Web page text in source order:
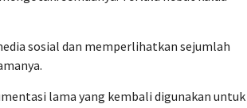
sosial dan memperlihatkan sejumlah
lama yang kembali digunakan untuk